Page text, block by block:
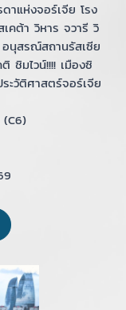
าแห่งจอร์เจีย โรง
คต้า วิหาร จวารี วิ
อนุสรณ์สถานรัสเซีย
ชิมไวน์!!!! เมืองซิ
ะวัติศาสตร์จอร์เจีย
(C6)